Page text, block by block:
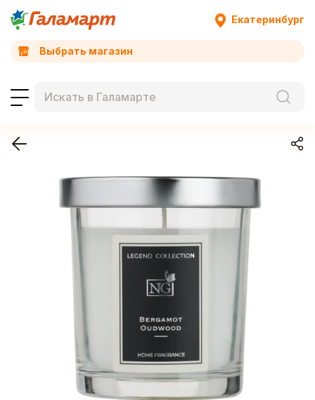
Екатеринбург
Выбрать магазин